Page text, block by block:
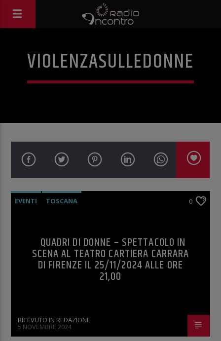
VIOLENZASULLEDONNE
EVENTI TOSCANA 0
QUADRI DI DONNE – SPETTACOLO IN
SCENA AL TEATRO CARTIERA CARRARA
DI FIRENZE IL 25/11/2024 ALLE ORE
21,00
RICEVUTO IN REDAZIONE
5 NOVEMBRE 2024